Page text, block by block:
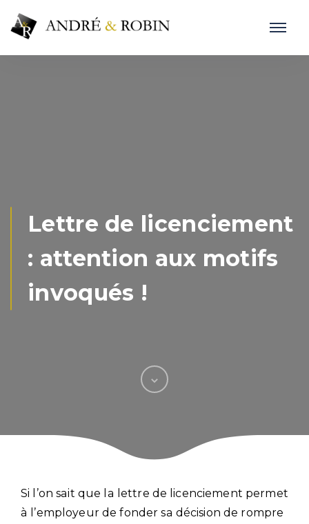
Lettre de licenciement
: attention aux motifs
invoqués !
Si l’on sait que la lettre de licenciement permet
à l’employeur de fonder sa décision de rompre